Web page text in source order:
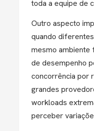
toda a equipe de
Outro aspecto
quando
mesmo ambiente
de desempenho
concorrência por
grandes
workloads
perceber